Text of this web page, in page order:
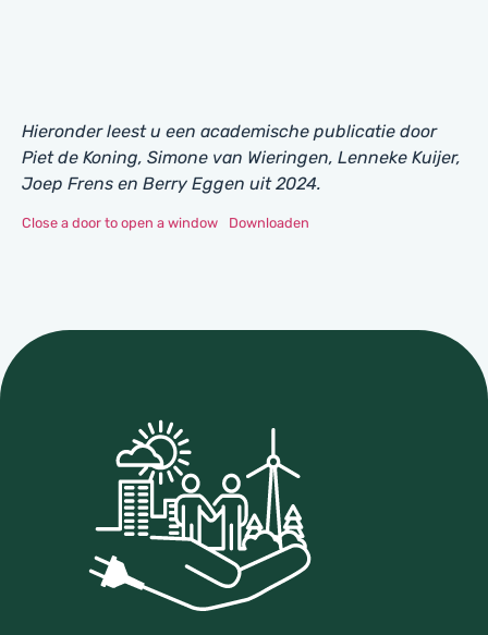
Hieronder leest u een academische publicatie door
Piet de Koning, Simone van Wieringen, Lenneke Kuijer,
Joep Frens en Berry Eggen uit 2024.
Close a door to open a window Downloaden